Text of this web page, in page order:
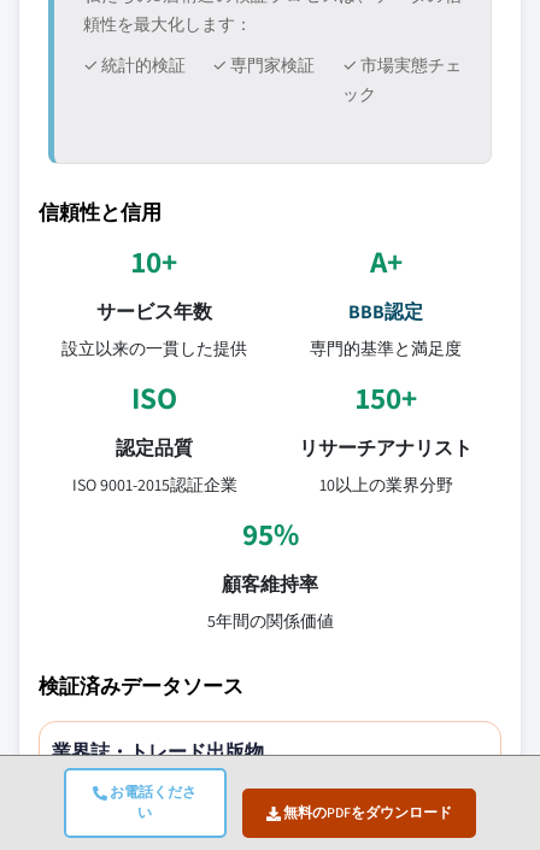
お電話くださ
い
無料のPDFをダウンロード
頼性を最大化します：
✓ 統計的検証
✓ 専門家検証
✓ 市場実態チェ
ック
信頼性と信用
10+
サービス年数
設立以来の一貫した提供
A+
BBB認定
専門的基準と満足度
ISO
認定品質
ISO 9001-2015認証企業
150+
リサーチアナリスト
10以上の業界分野
95%
顧客維持率
5年間の関係価値
検証済みデータソース
業界誌・トレード出版物
セキュリティ・防衛分野の専門誌とトレードプレス